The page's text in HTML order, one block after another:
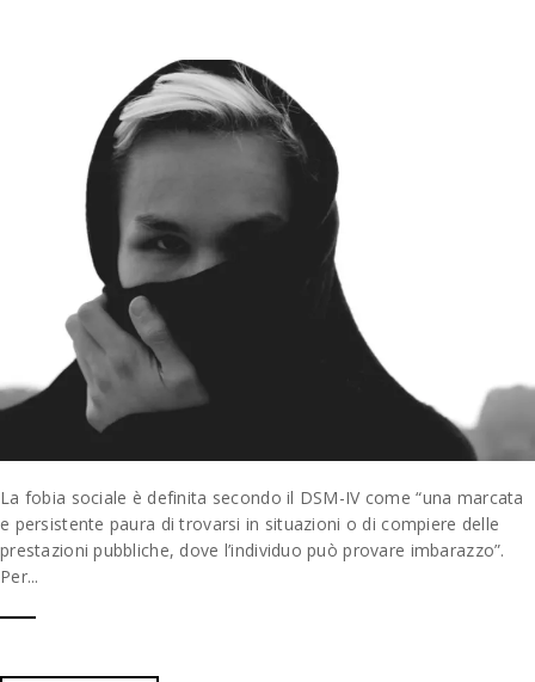
La fobia sociale è definita secondo il DSM-IV come “una marcata
e persistente paura di trovarsi in situazioni o di compiere delle
prestazioni pubbliche, dove l’individuo può provare imbarazzo”.
Per...